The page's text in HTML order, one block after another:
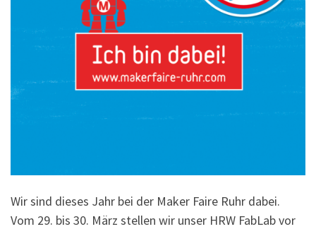
Wir sind dieses Jahr bei der Maker Faire Ruhr dabei.
Vom 29. bis 30. März stellen wir unser HRW FabLab vor